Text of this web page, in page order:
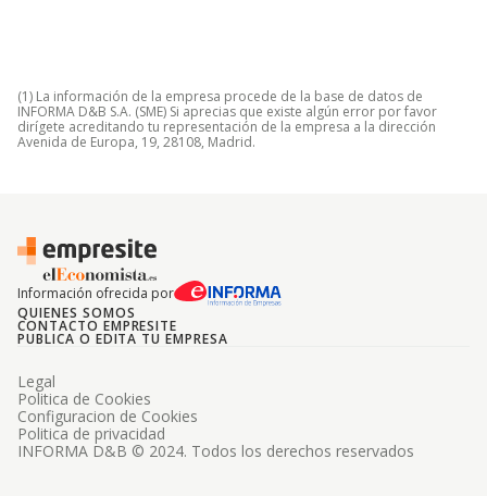
(1) La información de la empresa procede de la base de datos de
INFORMA D&B S.A. (SME) Si aprecias que existe algún error por favor
dirígete acreditando tu representación de la empresa a la dirección
Avenida de Europa, 19, 28108, Madrid.
Información ofrecida por
QUIENES SOMOS
CONTACTO EMPRESITE
PUBLICA O EDITA TU EMPRESA
INFORMA D&B © 2024. Todos los derechos reservados
Legal
Politica de Cookies
Configuracion de Cookies
Politica de privacidad